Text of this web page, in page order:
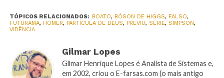
TÓPICOS RELACIONADOS: BOATO, BÓSON DE HIGGS, FALSO,
FUTURAMA, HOMER, PARTÍCULA DE DEUS, PREVIU, SÉRIE, SIMPSON,
VIDÊNCIA
Gilmar Lopes
Gilmar Henrique Lopes é Analista de Sistemas e,
em 2002, criou o E-farsas.com (o mais antigo